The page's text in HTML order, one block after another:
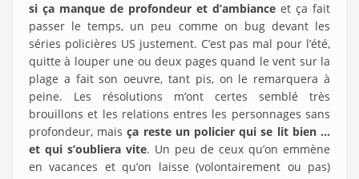
si ça manque de profondeur et d’ambiance et ça fait
passer le temps, un peu comme on bug devant les
séries policières US justement. C’est pas mal pour l’été,
quitte à louper une ou deux pages quand le vent sur la
plage a fait son oeuvre, tant pis, on le remarquera à
peine. Les résolutions m’ont certes semblé très
brouillons et les relations entres les personnages sans
profondeur, maisça reste un policier qui se lit bien …
et qui s’oubliera vite. Un peu de ceux qu’on emmène
en vacances et qu’on laisse (volontairement ou pas)